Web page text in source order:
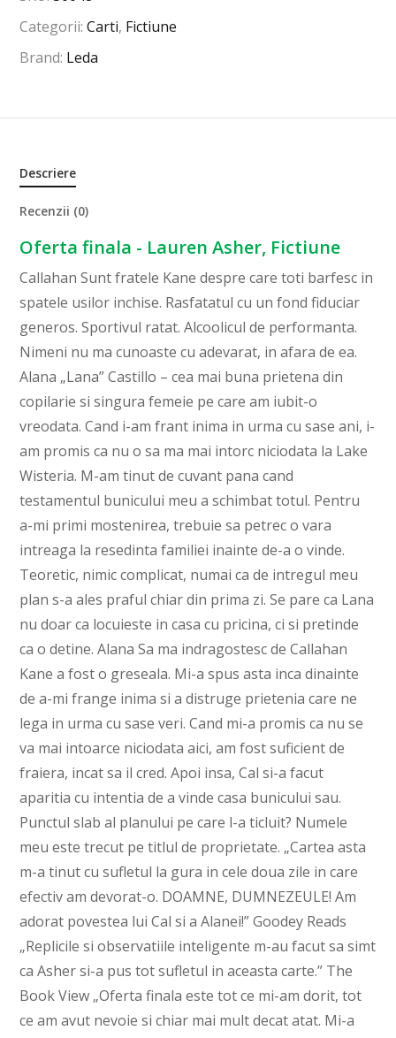
Categorii:Carti, Fictiune
Brand: Leda
Descriere
Recenzii (0)
Oferta finala - Lauren Asher, Fictiune
Callahan Sunt fratele Kane despre care toti barfesc in
spatele usilor inchise. Rasfatatul cu un fond fiduciar
generos. Sportivul ratat. Alcoolicul de performanta.
Nimeni nu ma cunoaste cu adevarat, in afara de ea.
Alana „Lana” Castillo – cea mai buna prietena din
copilarie si singura femeie pe care am iubit-o
vreodata. Cand i-am frant inima in urma cu sase ani, i-
am promis ca nu o sa ma mai intorc niciodata la Lake
Wisteria. M-am tinut de cuvant pana cand
testamentul bunicului meu a schimbat totul. Pentru
a-mi primi mostenirea, trebuie sa petrec o vara
intreaga la resedinta familiei inainte de-a o vinde.
Teoretic, nimic complicat, numai ca de intregul meu
plan s-a ales praful chiar din prima zi. Se pare ca Lana
nu doar ca locuieste in casa cu pricina, ci si pretinde
ca o detine. Alana Sa ma indragostesc de Callahan
Kane a fost o greseala. Mi-a spus asta inca dinainte
de a-mi frange inima si a distruge prietenia care ne
lega in urma cu sase veri. Cand mi-a promis ca nu se
va mai intoarce niciodata aici, am fost suficient de
fraiera, incat sa il cred. Apoi insa, Cal si-a facut
aparitia cu intentia de a vinde casa bunicului sau.
Punctul slab al planului pe care l-a ticluit? Numele
meu este trecut pe titlul de proprietate. „Cartea asta
m-a tinut cu sufletul la gura in cele doua zile in care
efectiv am devorat-o. DOAMNE, DUMNEZEULE! Am
adorat povestea lui Cal si a Alanei!” Goodey Reads
„Replicile si observatiile inteligente m-au facut sa simt
ca Asher si-a pus tot sufletul in aceasta carte.” The
Book View „Oferta finala este tot ce mi-am dorit, tot
ce am avut nevoie si chiar mai mult decat atat. Mi-a